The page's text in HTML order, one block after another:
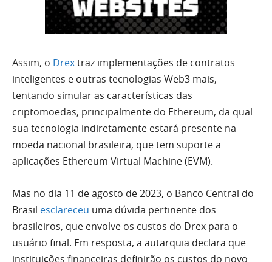
Assim, o Drextraz implementações de contratos
inteligentes e outras tecnologias Web3 mais,
tentando simular as características das
criptomoedas, principalmente do Ethereum, da qual
sua tecnologia indiretamente estará presente na
moeda nacional brasileira, que tem suporte a
aplicações Ethereum Virtual Machine (EVM).
Mas no dia 11 de agosto de 2023, o Banco Central do
Brasil esclareceu uma dúvida pertinente dos
brasileiros, que envolve os custos do Drex para o
usuário final. Em resposta, a autarquia declara que
instituições financeiras definirão os custos do novo